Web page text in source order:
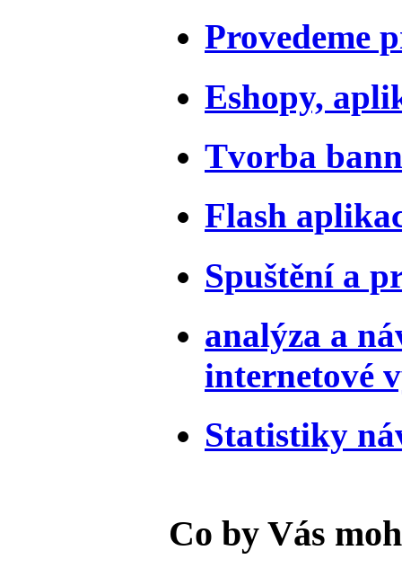
Provedeme
Eshopy,
Tvorba
Flash
Spuštění a
analýza a
internetové
Statistiky
Co by Vás